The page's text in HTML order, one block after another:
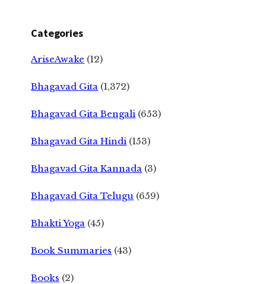
Categories
AriseAwake (12)
Bhagavad Gita (1,372)
Bhagavad Gita Bengali (653)
Bhagavad Gita Hindi (153)
Bhagavad Gita Kannada (3)
Bhagavad Gita Telugu (659)
Bhakti Yoga (45)
Book Summaries (43)
Books (2)